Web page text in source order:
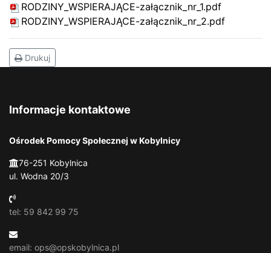
RODZINY_WSPIERAJĄCE-załącznik_nr_1.pdf
RODZINY_WSPIERAJĄCE-załącznik_nr_2.pdf
Drukuj
Informacje kontaktowe
Ośrodek Pomocy Społecznej w Kobylnicy
76-251 Kobylnica
ul. Wodna 20/3
tel: 59 842 99 75
email: ops@opskobylnica.pl